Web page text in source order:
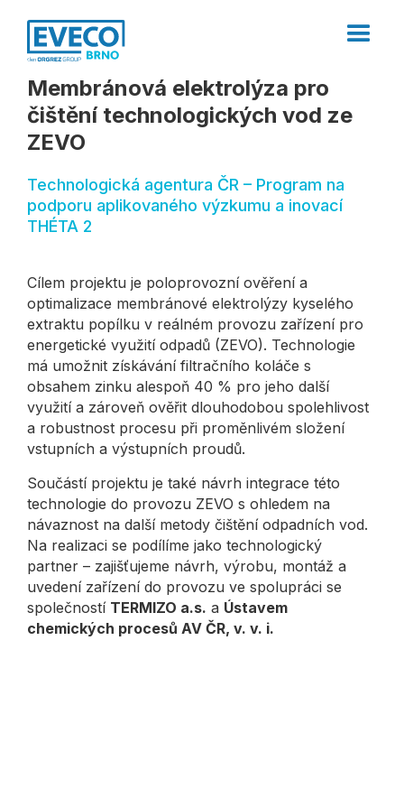
Membránová elektrolýza pro
čištění technologických vod ze
ZEVO
Technologická agentura ČR – Program na
podporu aplikovaného výzkumu a inovací
THÉTA 2
Cílem projektu je poloprovozní ověření a
optimalizace membránové elektrolýzy kyselého
extraktu popílku v reálném provozu zařízení pro
energetické využití odpadů (ZEVO). Technologie
má umožnit získávání filtračního koláče s
obsahem zinku alespoň 40 % pro jeho další
využití a zároveň ověřit dlouhodobou spolehlivost
a robustnost procesu při proměnlivém složení
vstupních a výstupních proudů.
Součástí projektu je také návrh integrace této
technologie do provozu ZEVO s ohledem na
návaznost na další metody čištění odpadních vod.
Na realizaci se podílíme jako technologický
partner – zajišťujeme návrh, výrobu, montáž a
uvedení zařízení do provozu ve spolupráci se
společností TERMIZO a.s. a Ústavem
chemických procesů AV ČR, v. v. i.